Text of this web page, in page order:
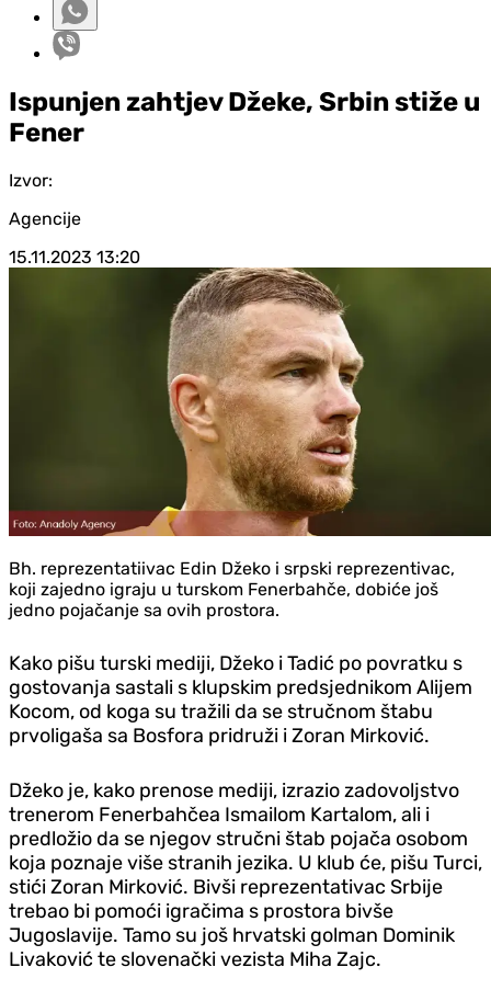
Ispunjen zahtjev Džeke, Srbin stiže u
Fener
Izvor:
Agencije
15.11.2023 13:20
Bh. reprezentatiivac Edin Džeko i srpski reprezentivac,
koji zajedno igraju u turskom Fenerbahče, dobiće još
jedno pojačanje sa ovih prostora.
Kako pišu turski mediji, Džeko i Tadić po povratku s
gostovanja sastali s klupskim predsjednikom Alijem
Kocom, od koga su tražili da se stručnom štabu
prvoligaša sa Bosfora pridruži i Zoran Mirković.
Džeko je, kako prenose mediji, izrazio zadovoljstvo
trenerom Fenerbahčea Ismailom Kartalom, ali i
predložio da se njegov stručni štab pojača osobom
koja poznaje više stranih jezika. U klub će, pišu Turci,
stići Zoran Mirković. Bivši reprezentativac Srbije
trebao bi pomoći igračima s prostora bivše
Jugoslavije. Tamo su još hrvatski golman Dominik
Livaković te slovenački vezista Miha Zajc.